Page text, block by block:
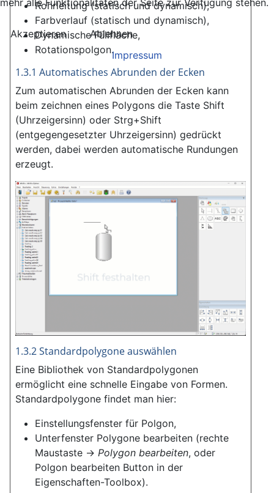
Rohrleitung (statisch und dynamisch),
Farbverlauf (statisch und dynamisch),
Dynamische Füllfläche,
Rotationspolgon.
1.3.1 Automatisches Abrunden der Ecken
Zum automatischen Abrunden der Ecken kann
beim zeichnen eines Polygons die Taste Shift
(Uhrzeigersinn) oder Strg+Shift
(entgegengesetzter Uhrzeigersinn) gedrückt
werden, dabei werden automatische Rundungen
erzeugt.
1.3.2 Standardpolygone auswählen
Eine Bibliothek von Standardpolygonen
ermöglicht eine schnelle Eingabe von Formen.
Standardpolygone findet man hier:
Einstellungsfenster für Polgon,
Unterfenster Polygone bearbeiten (rechte
Maustaste -> Polygon bearbeiten, oder
Polgon bearbeiten Button in der
Eigenschaften-Toolbox).
mehr alle Funktionalitäten der Seite zur Verfügung stehen.
Akzeptieren
Ablehnen
Impressum